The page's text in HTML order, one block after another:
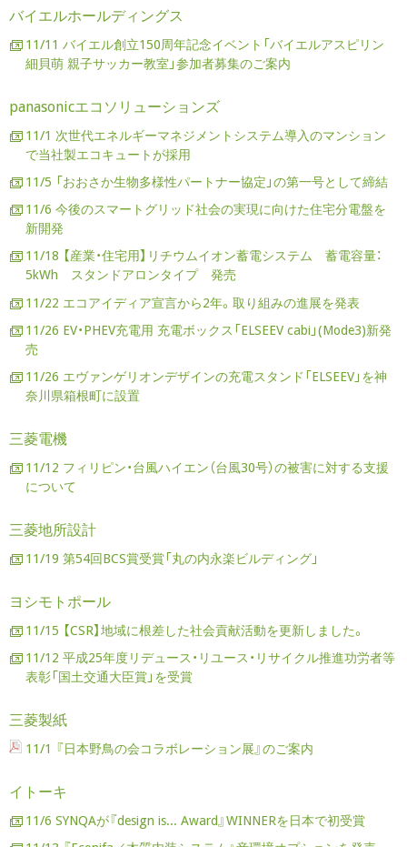
バイエルホールディングス
11/11 バイエル創立150周年記念イベント「バイエルアスピリン
細貝萌 親子サッカー教室」参加者募集のご案内
panasonicエコソリューションズ
11/1 次世代エネルギーマネジメントシステム導入のマンション
で当社製エコキュートが採用
11/5 「おおさか生物多様性パートナー協定」の第一号として締結
11/6 今後のスマートグリッド社会の実現に向けた住宅分電盤を
新開発
11/18 【産業・住宅用】リチウムイオン蓄電システム 蓄電容量：
5kWh スタンドアロンタイプ 発売
11/22 エコアイディア宣言から2年。取り組みの進展を発表
11/26 EV・PHEV充電用 充電ボックス「ELSEEV cabi」(Mode3)新発
売
11/26 エヴァンゲリオンデザインの充電スタンド「ELSEEV」を神
奈川県箱根町に設置
三菱電機
11/12 フィリピン・台風ハイエン（台風30号）の被害に対する支援
について
三菱地所設計
11/19 第54回BCS賞受賞「丸の内永楽ビルディング」
ヨシモトポール
11/15 【CSR】地域に根差した社会貢献活動を更新しました。
11/12 平成25年度リデュース・リユース・リサイクル推進功労者等
表彰「国土交通大臣賞」を受賞
三菱製紙
11/1 『日本野鳥の会コラボレーション展』のご案内
イトーキ
11/6 SYNQAが『design is... Award』WINNERを日本で初受賞